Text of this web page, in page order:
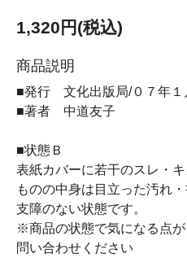
1,320円(税込)
商品説明
■発行 文化出版局/０７年１
■著者 中道友子
■状態Ｂ
表紙カバーに若干のスレ・
ものの中身は目立った汚れ
支障のない状態です。
※商品の状態で気になる点
問い合わせください